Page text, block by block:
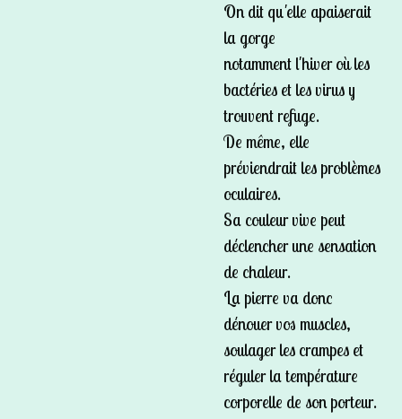
On dit qu'elle apaiserait
la gorge
notamment l'hiver où les
bactéries et les virus y
trouvent refuge.
De même, elle
préviendrait les problèmes
oculaires.
Sa couleur vive peut
déclencher une sensation
de chaleur.
La pierre va donc
dénouer vos muscles,
soulager les crampes et
réguler la température
corporelle de son porteur.